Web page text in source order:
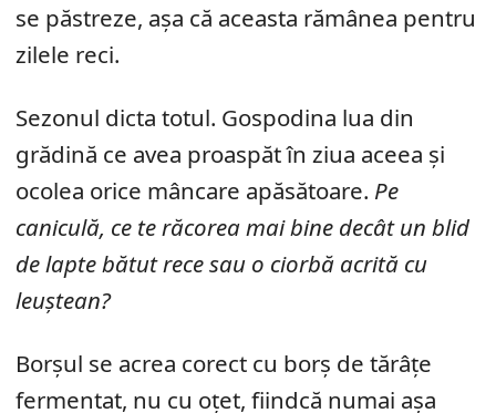
se păstreze, așa că aceasta rămânea pentru
zilele reci.
Sezonul dicta totul. Gospodina lua din
grădină ce avea proaspăt în ziua aceea și
ocolea orice mâncare apăsătoare. Pe
caniculă, ce te răcorea mai bine decât un blid
de lapte bătut rece sau o ciorbă acrită cu
leuștean?
Borșul se acrea corect cu borș de tărâțe
fermentat, nu cu oțet, fiindcă numai așa